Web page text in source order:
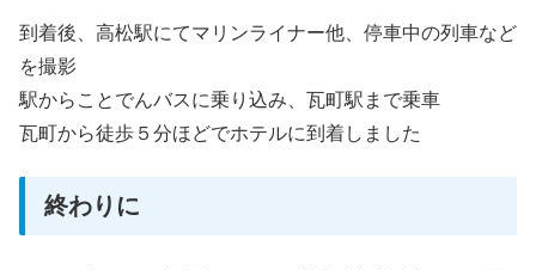
到着後、高松駅にてマリンライナー他、停車中の列車など
を撮影
駅からことでんバスに乗り込み、瓦町駅まで乗車
瓦町から徒歩５分ほどでホテルに到着しました
終わりに